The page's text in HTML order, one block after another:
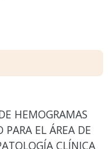
HEMOGRAMAS
EL ÁREA DE
CLÍNICA